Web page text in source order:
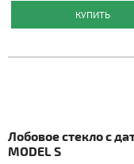
КУПИТЬ
Лобовое стекло с
MODEL S